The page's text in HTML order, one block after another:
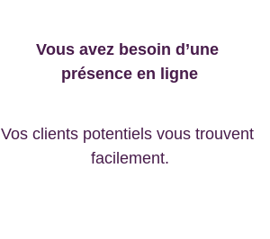
Vos clients potentiels vous trouvent
facilement.
Vous avez besoin d’une
présence en ligne